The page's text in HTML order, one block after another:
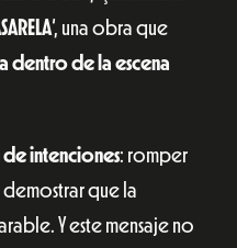
‘, una obra que
dentro de la escena
intenciones: romper
demostrar que la
Y este mensaje no